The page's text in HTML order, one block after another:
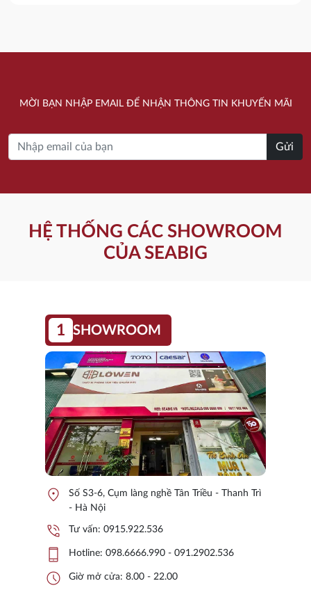
1.100.000 ₫.
là:
760.000 ₫.
là:
MỜI BẠN NHẬP EMAIL ĐỂ NHẬN THÔNG TIN KHUYẾN MÃI
Gửi
HỆ THỐNG CÁC SHOWROOM
CỦA SEABIG
1 SHOWROOM
location_on
Số S3-6, Cụm làng nghề Tân Triều - Thanh Trì
- Hà Nội
phone_in_talk Tư vấn: 0915.922.536
phone_iphone Hotline: 098.6666.990 - 091.2902.536
schedule Giờ mở cửa: 8.00 - 22.00